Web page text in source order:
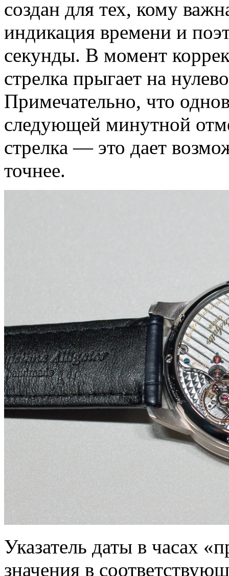
создан для тех, кому
индикация времени и
секунды. В момент
стрелка прыгает на
Примечательно, что
следующей минутной
стрелка — это дает
точнее.
Указатель даты в часах
значения в